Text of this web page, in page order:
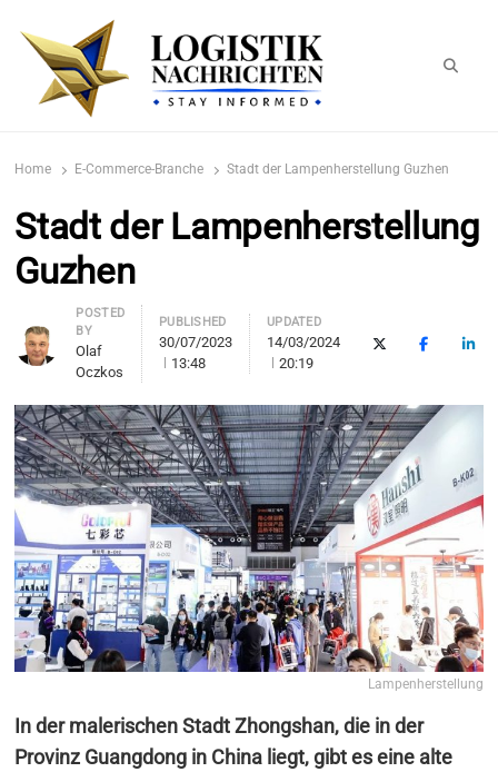
Home E-Commerce-Branche Stadt der Lampenherstellung Guzhen
Stadt der Lampenherstellung
Guzhen
Author
POSTED
BY
Olaf
Oczkos
PUBLISHED
30/07/2023
13:48
UPDATED
14/03/2024
20:19
X (Twitter)Facebook
Lampenherstellung
In der malerischen Stadt Zhongshan, die in der
Provinz Guangdong in China liegt, gibt es eine alte